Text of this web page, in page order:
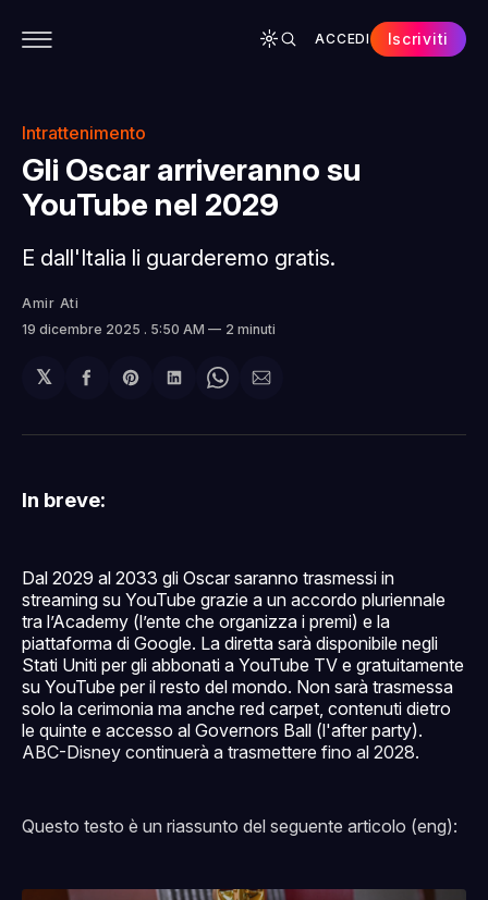
ACCEDI Iscriviti
Intrattenimento
Gli Oscar arriveranno su
YouTube nel 2029
E dall'Italia li guarderemo gratis.
Amir Ati
19 dicembre 2025 . 5:50 AM 2 minuti
𝕏
Condividi
Facebook
Share
Pinterest
Condividi
LinkedIn
Share
WhatsApp
Condividi
email
In breve:
Dal 2029 al 2033 gli Oscar saranno trasmessi in
streaming su YouTube grazie a un accordo pluriennale
tra l’Academy (l’ente che organizza i premi) e la
piattaforma di Google. La diretta sarà disponibile negli
Stati Uniti per gli abbonati a YouTube TV e gratuitamente
su YouTube per il resto del mondo. Non sarà trasmessa
solo la cerimonia ma anche red carpet, contenuti dietro
le quinte e accesso al Governors Ball (l'after party).
ABC-Disney continuerà a trasmettere fino al 2028.
Questo testo è un riassunto del seguente articolo (eng):